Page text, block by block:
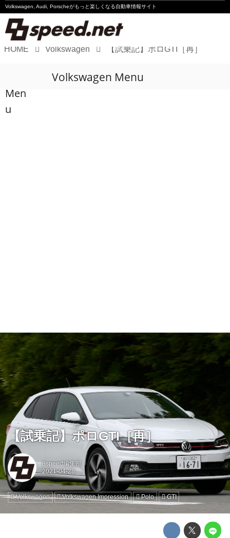
Volkswagen, Audi, Porscheがもっと楽しくなる自動車情報サイト
Audi
HOME Volkswagen 【試乗記】ポロGTI［再］
Men
u
Volkswagen Menu
【試乗記】ポロGTI［再］
8speed編集部
Volkswagen Volkswagen Impression Polo GTI